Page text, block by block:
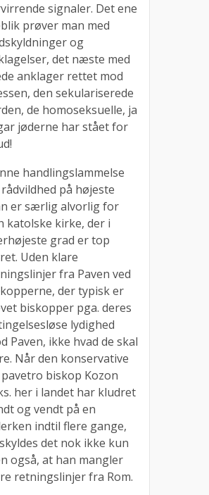
signaler. Det ene
prøver man med
og
det næste med
anklager rettet mod
den sekulariserede
de homoseksuelle, ja
jøderne har stået for
handlingslammelse
på højeste
er særlig alvorlig for
katolske kirke, der i
grad er top
Uden klare
fra Paven ved
der typisk er
biskopper pga. deres
lydighed
Paven, ikke hvad de skal
Når den konservative
biskop Kozon
her i landet har kludret
og vendt på en
indtil flere gange,
det nok ikke kun
også, at han mangler
retningslinjer fra Rom.